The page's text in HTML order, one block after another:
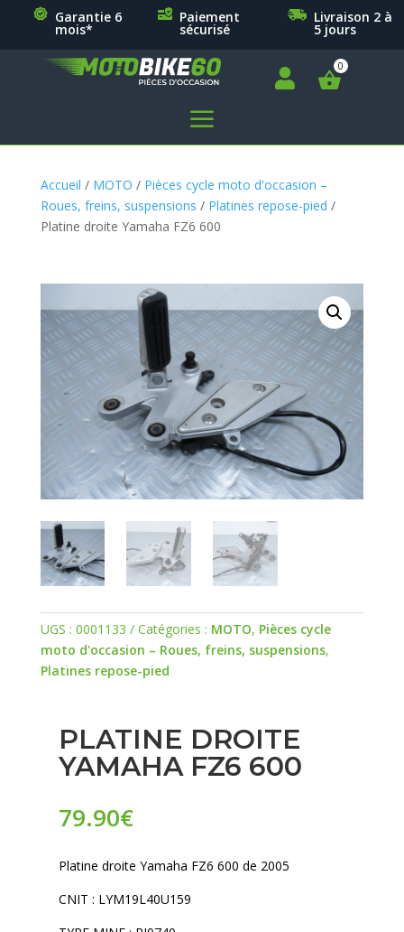
Garantie 6
mois*
Paiement
sécurisé
Livraison 2 à
5 jours

a
Accueil / MOTO / Pièces cycle moto d'occasion –
Roues, freins, suspensions / Platines repose-pied /
Platine droite Yamaha FZ6 600
UGS : 0001133 Catégories : MOTO, Pièces cycle
moto d'occasion – Roues, freins, suspensions,
Platines repose-pied
PLATINE DROITE
YAMAHA FZ6 600
79.90€
Platine droite Yamaha FZ6 600 de 2005
CNIT : LYM19L40U159